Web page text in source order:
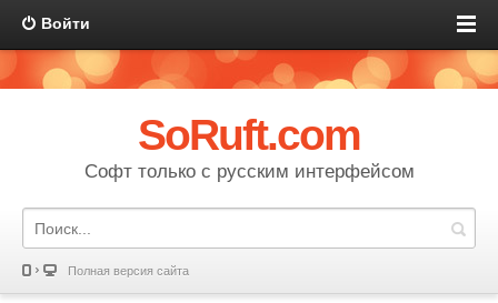
Войти
SoRuft.com
Софт только с русским интерфейсом
Полная версия сайта